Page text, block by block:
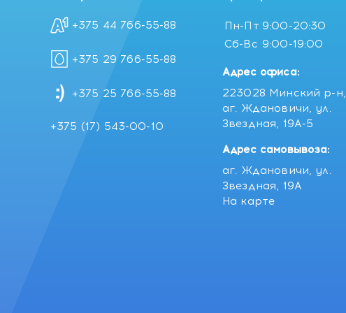
+375 44 766-55-88
+375 29 766-55-88
+375 25 766-55-88
+375 (17) 543-00-10
Пн-Пт 9:00-20:30
Сб-Вс 9:00-19:00
Адрес офиса:
223028 Минский р-н,
аг. Ждановичи, ул.
Звездная, 19А-5
Адрес самовывоза:
аг. Ждановичи, ул.
Звездная, 19А
На карте